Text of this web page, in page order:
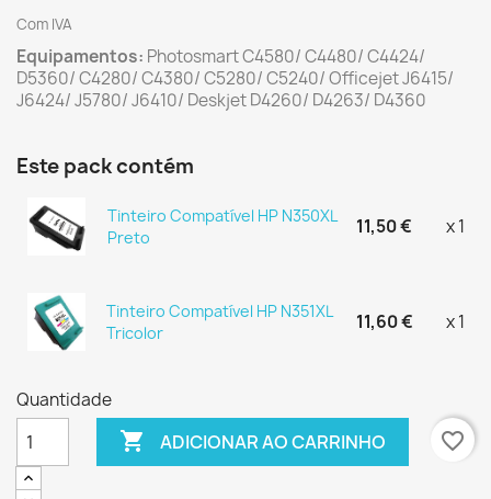
Com IVA
Equipamentos: Photosmart C4580/ C4480/ C4424/
D5360/ C4280/ C4380/ C5280/ C5240/ Officejet J6415/
J6424/ J5780/ J6410/ Deskjet D4260/ D4263/ D4360
Este pack contém
Tinteiro Compatível HP N350XL
Preto
11,50 € x 1
Tinteiro Compatível HP N351XL
Tricolor
11,60 € x 1
Quantidade
 ADICIONAR AO CARRINHO favorite_border